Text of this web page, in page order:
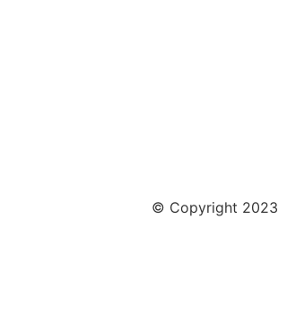
© Copyright 2023